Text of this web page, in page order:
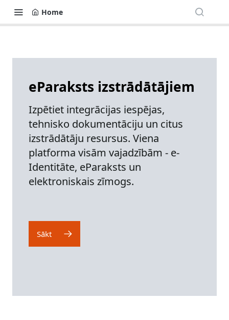
Home
eParaksts izstrādātājiem
Izpētiet integrācijas iespējas,
tehnisko dokumentāciju un citus
izstrādātāju resursus. Viena
platforma visām vajadzībām - e-
Identitāte, eParaksts un
elektroniskais zīmogs.
Sākt